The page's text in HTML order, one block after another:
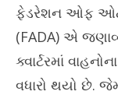
ફેડરેશન ઓફ
(FADA) એ
ક્વાર્ટરમાં
વધારો થયો છે.